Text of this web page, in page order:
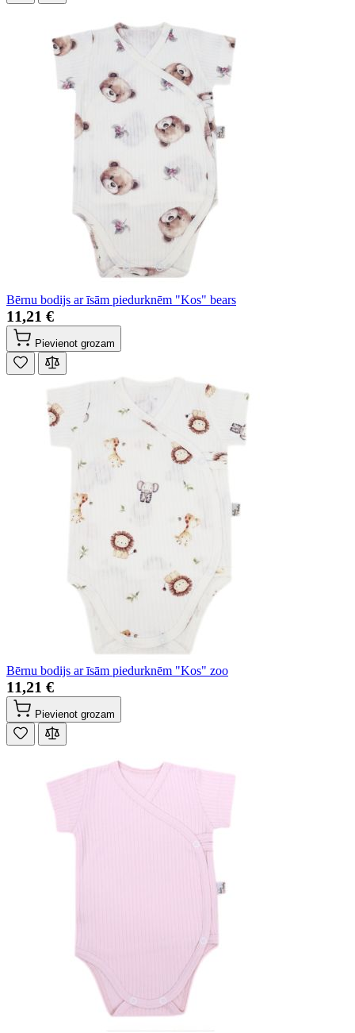
Bērnu bodijs ar īsām piedurknēm "Kos" bears
11,21 €
Pievienot grozam
Bērnu bodijs ar īsām piedurknēm "Kos" zoo
11,21 €
Pievienot grozam